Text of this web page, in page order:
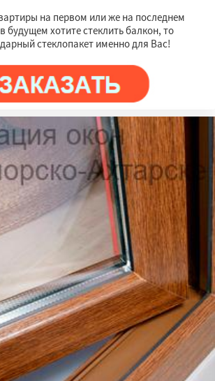
на первом или же на последнем
будущем хотите стеклить балкон, то
стеклопакет именно для Вас!